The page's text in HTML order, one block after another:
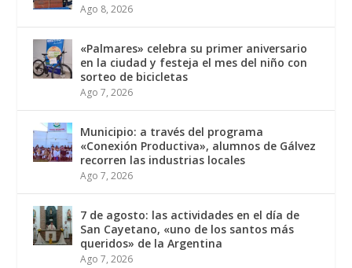
Ago 8, 2026
«Palmares» celebra su primer aniversario
en la ciudad y festeja el mes del niño con
sorteo de bicicletas
Ago 7, 2026
Municipio: a través del programa
«Conexión Productiva», alumnos de Gálvez
recorren las industrias locales
Ago 7, 2026
7 de agosto: las actividades en el día de
San Cayetano, «uno de los santos más
queridos» de la Argentina
Ago 7, 2026